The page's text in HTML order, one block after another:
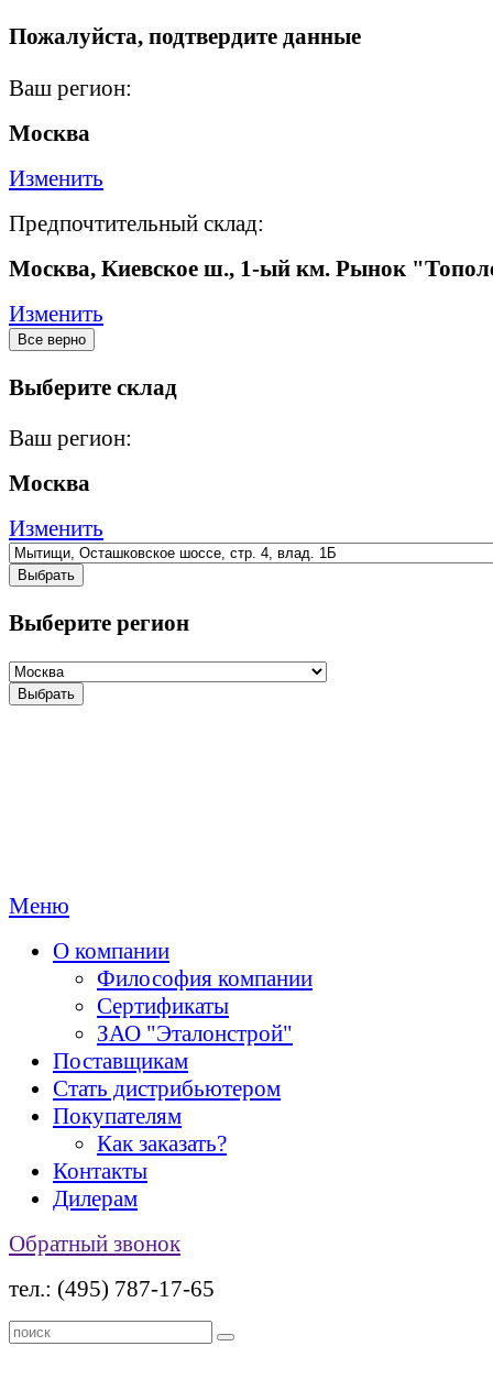
Пожалуйста, подтвердите данные
Ваш регион:
Москва
Изменить
Предпочтительный склад:
Москва, Киевское ш., 1-ый км. Рынок
Изменить
Все верно
Выберите склад
Ваш регион:
Москва
Изменить
Выбрать
Выберите регион
Выбрать
Меню
О компании
Философия компании
Сертификаты
ЗАО "Эталонстрой"
Поставщикам
Стать дистрибьютером
Покупателям
Как заказать?
Контакты
Дилерам
Обратный звонок
тел.: (495) 787-17-65